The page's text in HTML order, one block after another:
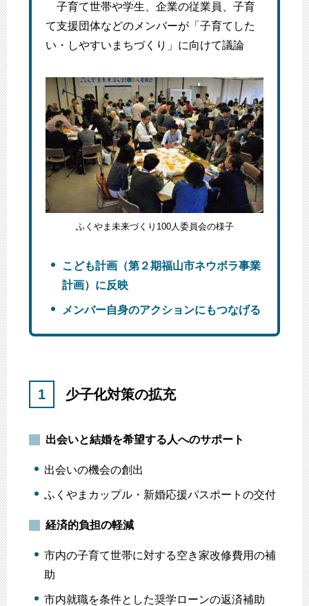
子育て世帯や学生、企業の従業員、子育
て支援団体などのメンバーが「子育てした
い・しやすいまちづくり」に向けて議論
ふくやま未来づくり100人委員会の様子
こども計画（第２期福山市ネウボラ事業
計画）に反映
メンバー自身のアクションにもつなげる
1 少子化対策の拡充
出会いと結婚を希望する人へのサポート
出会いの機会の創出
ふくやまカップル・新婚応援パスポートの交付
経済的負担の軽減
市内の子育て世帯に対する空き家改修費用の補
助
市内就職を条件とした奨学ローンの返済補助